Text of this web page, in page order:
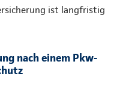
ist langfristig
nach einem Pkw-